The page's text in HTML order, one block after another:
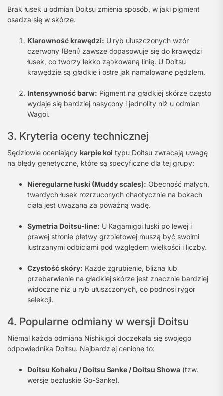
Brak łusek u odmian Doitsu zmienia sposób, w jaki pigment
osadza się w skórze.
Klarowność krawędzi: U ryb ułuszczonych wzór
czerwony (Beni) zawsze dopasowuje się do krawędzi
łusek, co tworzy lekko ząbkowaną linię. U Doitsu
krawędzie są gładkie i ostre jak namalowane pędzlem.
Intensywność barw: Pigment na gładkiej skórze często
wydaje się bardziej nasycony i jednolity niż u odmian
Wagoi.
3. Kryteria oceny technicznej
Sędziowie oceniający karpie koi typu Doitsu zwracają uwagę
na błędy genetyczne, które są specyficzne dla tej grupy:
Nieregularne łuski (Muddy scales): Obecność małych,
twardych łusek rozrzuconych chaotycznie na bokach
ciała jest uważana za poważną wadę.
Symetria Doitsu-line: U Kagamigoi łuski po lewej i
prawej stronie płetwy grzbietowej muszą być swoimi
lustrzanymi odbiciami pod względem wielkości i liczby.
Czystość skóry: Każde zgrubienie, blizna lub
przebarwienie na gładkiej skórze jest znacznie bardziej
widoczne niż u ryb ułuszczonych, co podnosi rygor
selekcji.
4. Popularne odmiany w wersji Doitsu
Niemal każda odmiana Nishikigoi doczekała się swojego
odpowiednika Doitsu. Najbardziej cenione to:
Doitsu Kohaku / Doitsu Sanke / Doitsu Showa (tzw.
wersje bezłuskie Go-Sanke).